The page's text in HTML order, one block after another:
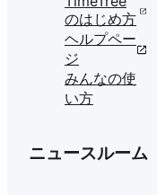
のはじめ方
ヘルプペー
ジ
みんなの使
い方
ニュースルーム